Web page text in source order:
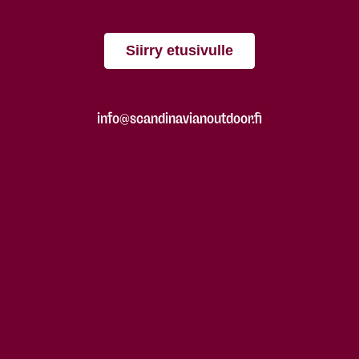
Siirry etusivulle
info@scandinavianoutdoor.fi